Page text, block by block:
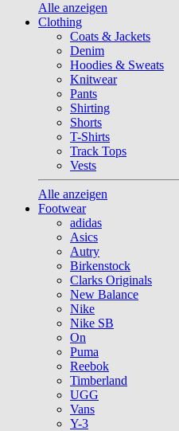
Alle anzeigen
Clothing
Coats & Jackets
Denim
Hoodies & Sweats
Knitwear
Pants
Shirting
Shorts
T-Shirts
Track Tops
Vests
Alle anzeigen
Footwear
adidas
Asics
Autry
Birkenstock
Clarks Originals
New Balance
Nike
Nike SB
On
Puma
Reebok
Timberland
UGG
Vans
Y-3